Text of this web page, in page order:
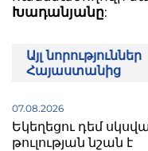
Խադանյանը:
Այլ նորություններ
Հայաստանից
07.08.2026
Եկեղեցու դեմ
թուլության նշան է